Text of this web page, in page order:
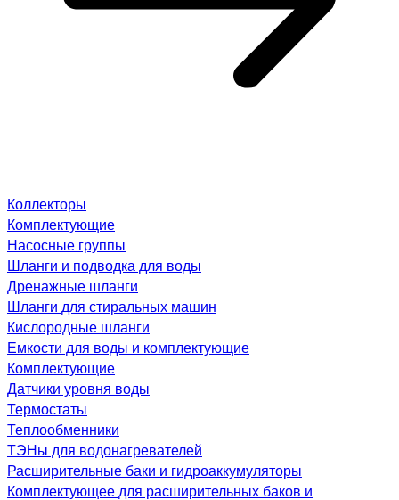
Коллекторы
Комплектующие
Насосные группы
Шланги и подводка для воды
Дренажные шланги
Шланги для стиральных машин
Кислородные шланги
Емкости для воды и комплектующие
Комплектующие
Датчики уровня воды
Термостаты
Теплообменники
ТЭНы для водонагревателей
Расширительные баки и гидроаккумуляторы
Комплектующее для расширительных баков и